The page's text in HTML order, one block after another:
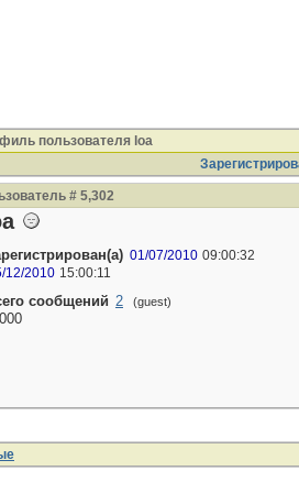
пользователя loa
# 5,302
01/07/2010 09:00:32
12/2010 15:00:11
сообщений 2 (guest)